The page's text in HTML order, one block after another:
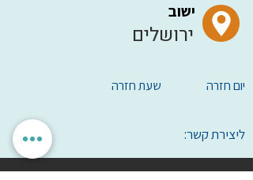
ישוב
ירושלים
שעת חזרה יום חזרה
ליצירת קשר: